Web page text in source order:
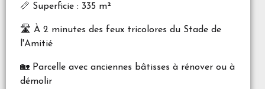
📏 Superficie : 335 m²
🛣️ À 2 minutes des feux tricolores du Stade de
l'Amitié
🏡 Parcelle avec anciennes bâtisses à rénover ou à
démolir